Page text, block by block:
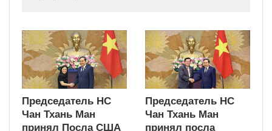
Председатель НС
Чан Тхань Ман
принял Посла США
Председатель НС
Чан Тхань Ман
принял посла